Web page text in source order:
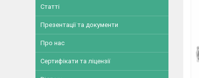
Статті
Презентації та документи
Про нас
Сертифікати та ліцензії